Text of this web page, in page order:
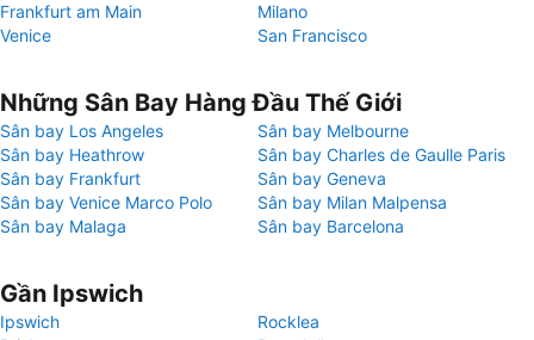
Frankfurt am Main
Milano
Venice
San Francisco
Những Sân Bay Hàng Đầu Thế Giới
Sân bay Los Angeles
Sân bay Melbourne
Sân bay Heathrow
Sân bay Charles de Gaulle Paris
Sân bay Frankfurt
Sân bay Geneva
Sân bay Venice Marco Polo
Sân bay Milan Malpensa
Sân bay Malaga
Sân bay Barcelona
Gần Ipswich
Ipswich
Rocklea